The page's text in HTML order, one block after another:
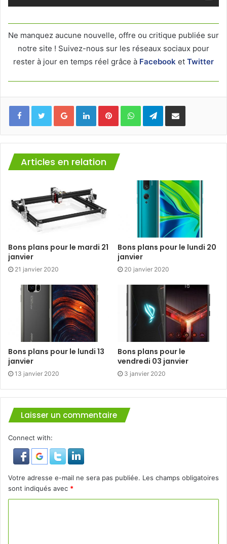
Ne manquez aucune nouvelle, offre ou critique publiée sur
notre site ! Suivez-nous sur les réseaux sociaux pour
rester à jour en temps réel grâce à Facebook et Twitter
FacebookTwitterGoogle+LinkedinPinterestWhatsAppTelegramPartager via mail
Articles en relation
Bons plans pour le mardi 21
janvier
21 janvier 2020
Bons plans pour le lundi 20
janvier
20 janvier 2020
Bons plans pour le lundi 13
janvier
13 janvier 2020
Bons plans pour le
vendredi 03 janvier
3 janvier 2020
Laisser un commentaire
Connect with:
Votre adresse e-mail ne sera pas publiée. Les champs obligatoires
sont indiqués avec *